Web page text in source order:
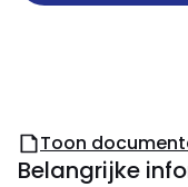
Toon
Belangrijke